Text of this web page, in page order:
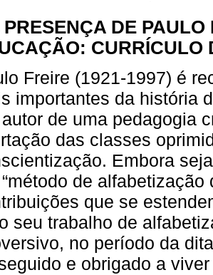
PRESENÇA DE
CURRÍCULO
Freire (1921-1997) é
importantes da história
de uma pedagogia
das classes
Embora
de
que se
seu trabalho de
no período da
e obrigado a